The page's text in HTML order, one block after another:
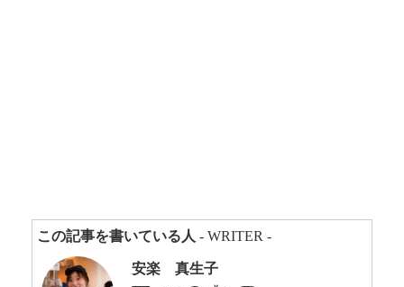
この記事を書いている人 - WRITER -
安楽 真生子